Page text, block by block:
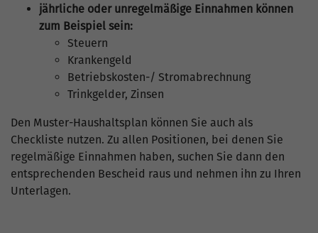
jährliche oder unregelmäßige Einnahmen können
zum Beispiel sein:
Steuern
Krankengeld
Betriebskosten-/ Stromabrechnung
Trinkgelder, Zinsen
Den Muster-Haushaltsplan können Sie auch als
Checkliste nutzen. Zu allen Positionen, bei denen Sie
regelmäßige Einnahmen haben, suchen Sie dann den
entsprechenden Bescheid raus und nehmen ihn zu Ihren
Unterlagen.